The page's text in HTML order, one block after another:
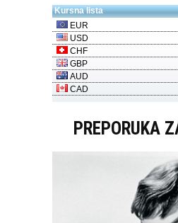
PREPORUKA